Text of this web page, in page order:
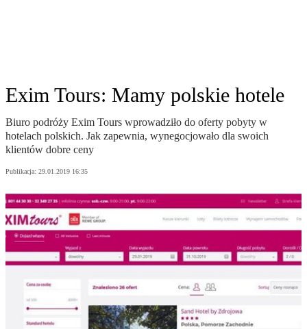
Exim Tours: Mamy polskie hotele
Biuro podróży Exim Tours wprowadziło do oferty pobyty w
hotelach polskich. Jak zapewnia, wynegocjowało dla swoich
klientów dobre ceny
Publikacja: 29.01.2019 16:35